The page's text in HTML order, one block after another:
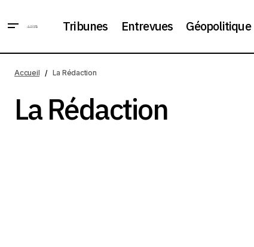
Tribunes Entrevues Géopolitique
Accueil La Rédaction
La Rédaction